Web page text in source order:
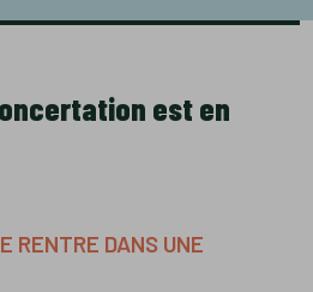
est en
RENTRE DANS UNE